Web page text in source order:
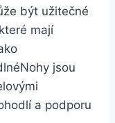
být ⁣užitečné
mají
jsou⁢
a podporu